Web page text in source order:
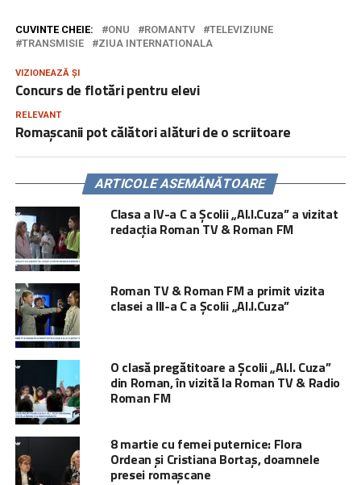
CUVINTE CHEIE: ONU ROMANTV
TELEVIZIUNE
TRANSMISIE
ZIUA INTERNATIONALA
VIZIONEAZĂ ȘI
Concurs de flotări pentru elevi
RELEVANT
Romașcanii pot călători alături de o scriitoare
ARTICOLE ASEMĂNĂTOARE
Clasa a IV-a C a Școlii „Al.I.Cuza” a vizitat
redacția Roman TV & Roman FM
Roman TV & Roman FM a primit vizita
clasei a III-a C a Școlii „Al.I.Cuza”
O clasă pregătitoare a Școlii „Al.I. Cuza”
din Roman, în vizită la Roman TV & Radio
Roman FM
8 martie cu femei puternice: Flora
Ordean și Cristiana Bortaș, doamnele
presei romașcane